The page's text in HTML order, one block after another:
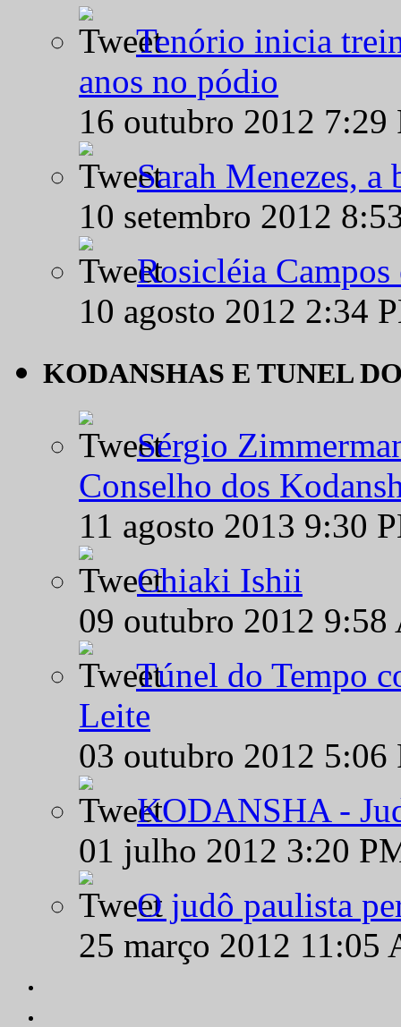
Tenório inicia
anos no pódio
16 outubro 2012
Sarah Menezes,
10 setembro 2012
Rosicléia
10 agosto 2012 2:34
KODANSHAS E TUNEL
Sérgio
Conselho dos
11 agosto 2013 9:30
Chiaki Ishii
09 outubro 2012
Túnel do Tempo
Leite
03 outubro 2012
KODANSHA -
01 julho 2012 3:20
O judô paulista
25 março 2012